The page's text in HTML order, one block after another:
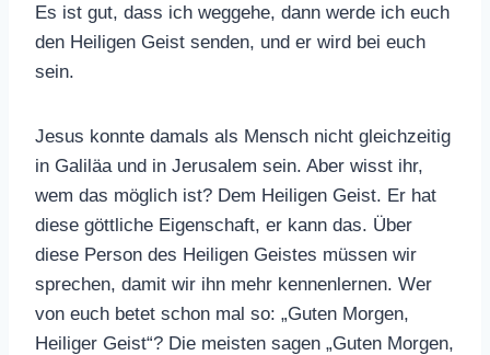
Es ist gut, dass ich weggehe, dann werde ich euch
den Heiligen Geist senden, und er wird bei euch
sein.
Jesus konnte damals als Mensch nicht gleichzeitig
in Galiläa und in Jerusalem sein. Aber wisst ihr,
wem das möglich ist? Dem Heiligen Geist. Er hat
diese göttliche Eigenschaft, er kann das. Über
diese Person des Heiligen Geistes müssen wir
sprechen, damit wir ihn mehr kennenlernen. Wer
von euch betet schon mal so: „Guten Morgen,
Heiliger Geist“? Die meisten sagen „Guten Morgen,